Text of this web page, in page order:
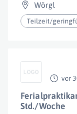
Wörgl
Teilzeit/
vor
Std./Woche